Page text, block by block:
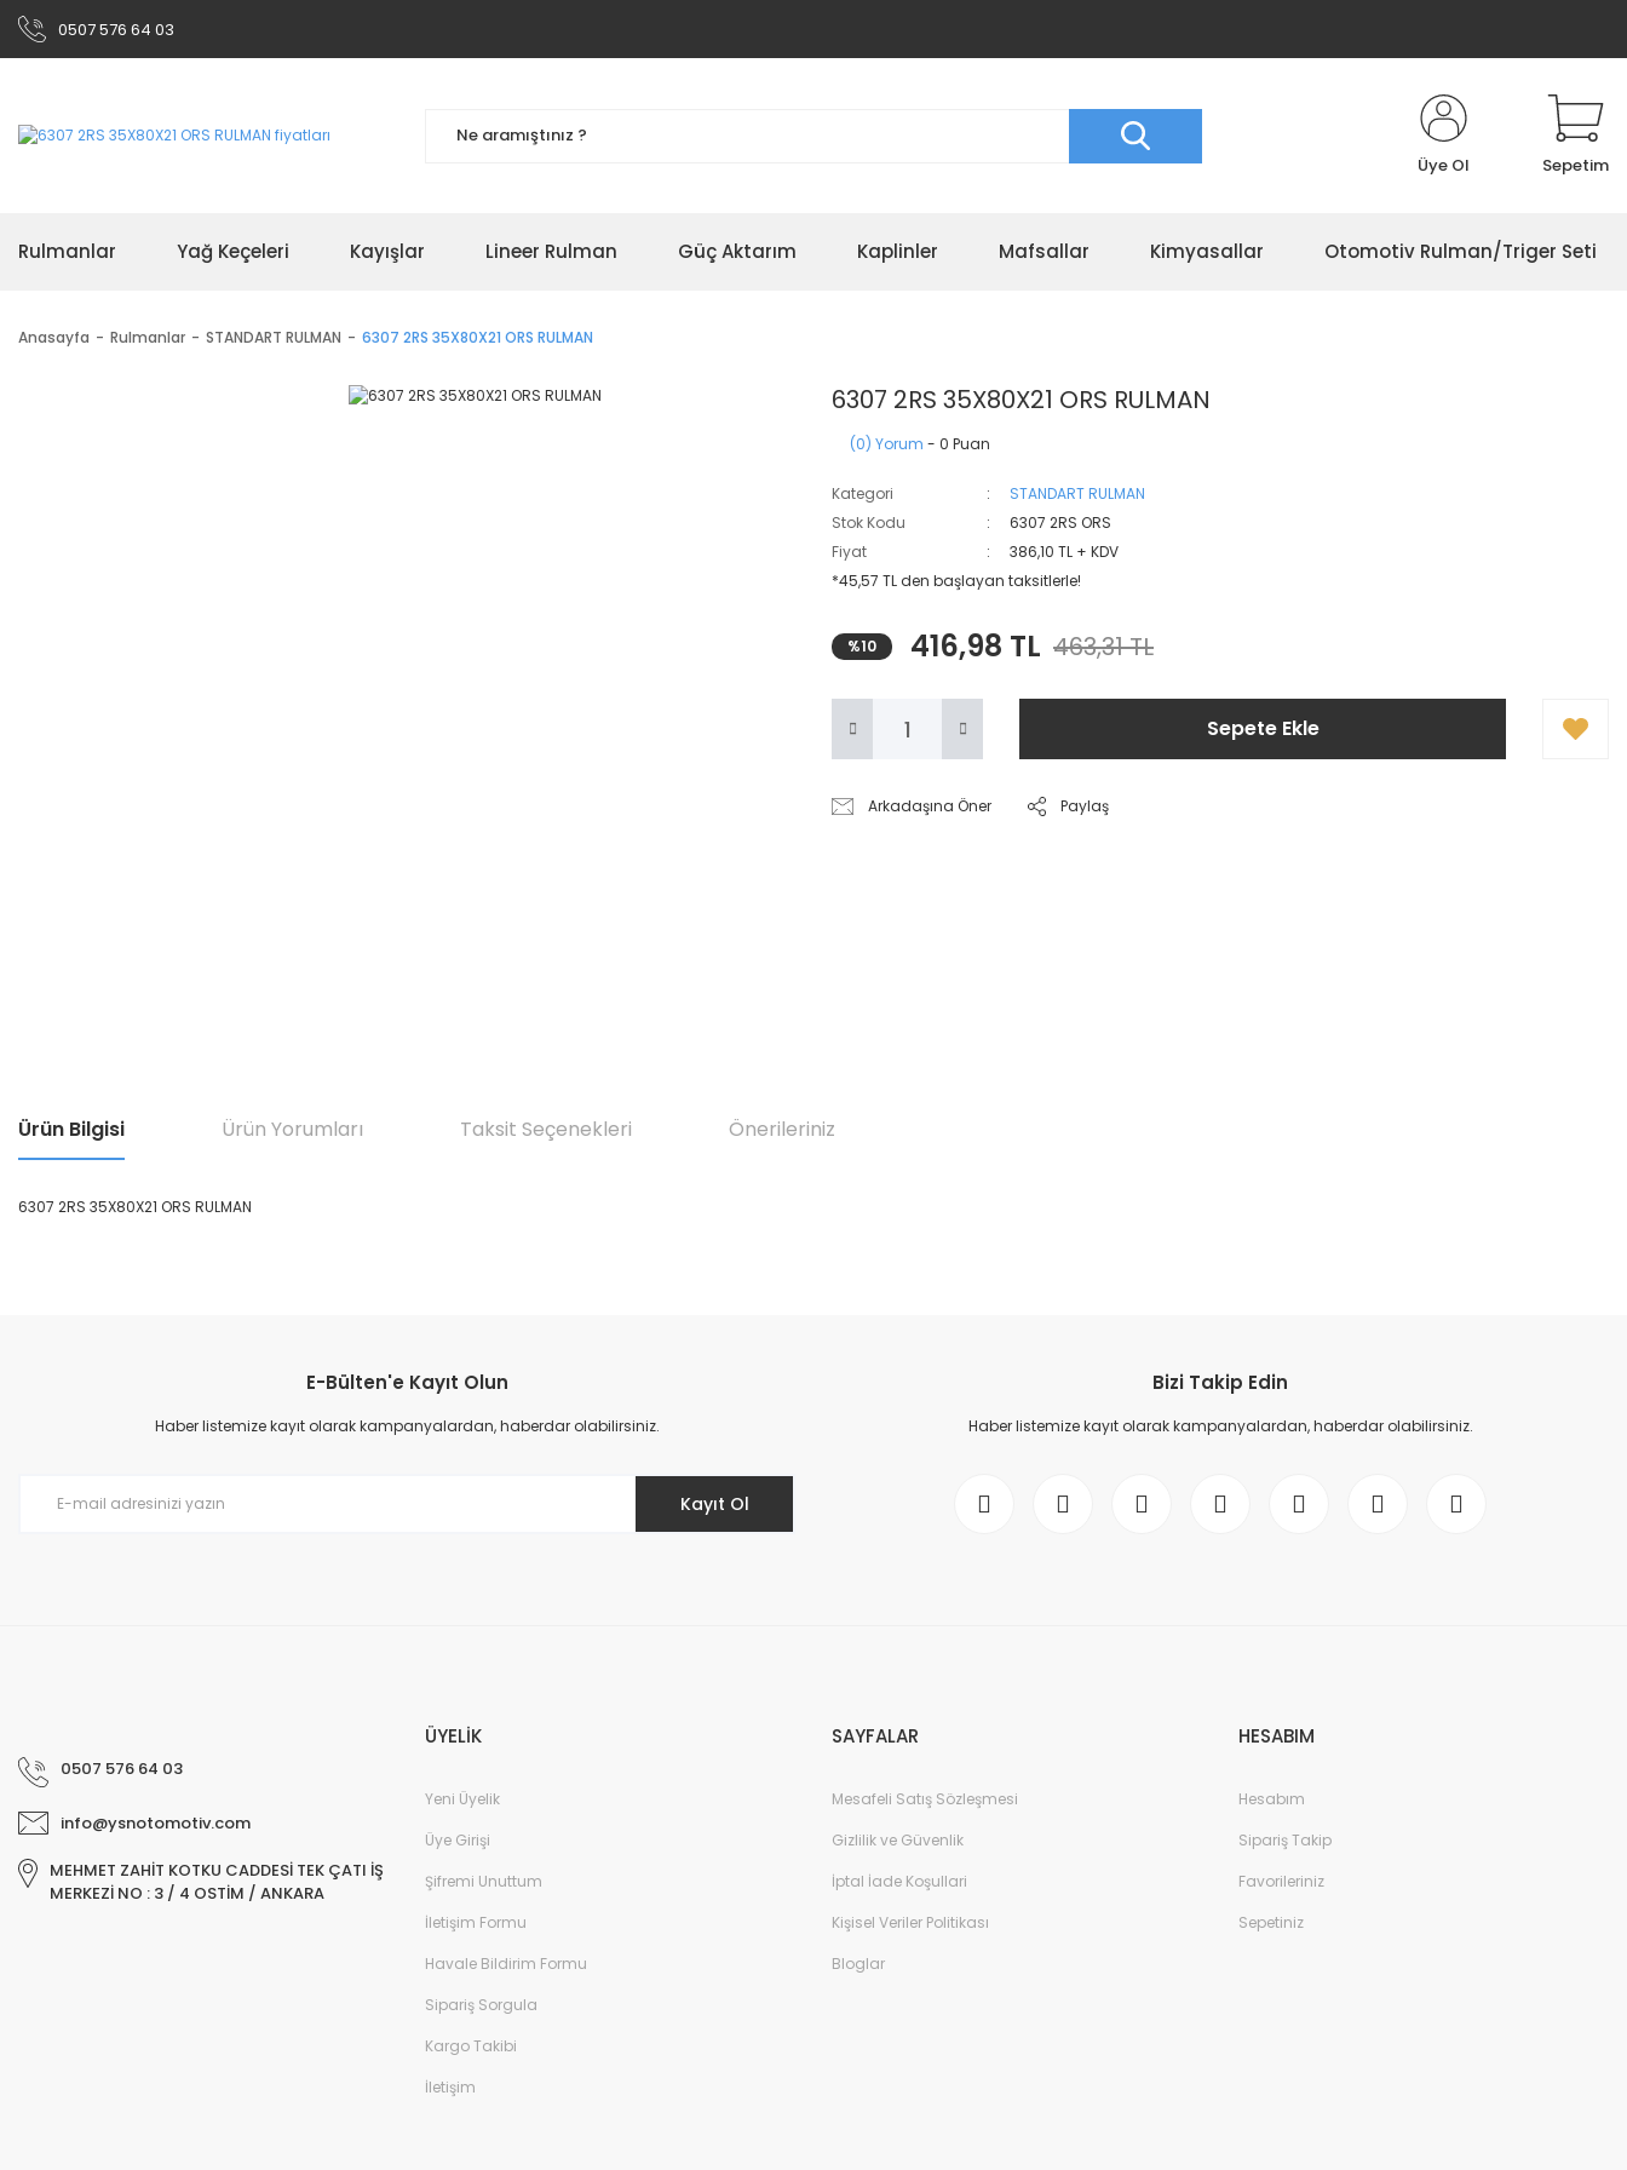
0507 576 64 03
Üye Ol Sepetim
Rulmanlar Yağ Keçeleri Kayışlar Lineer Rulman Güç Aktarım Kaplinler Mafsallar Kimyasallar Otomotiv Rulman/Triger Seti
Anasayfa Rulmanlar STANDART RULMAN 6307 2RS 35X80X21 ORS RULMAN
6307 2RS 35X80X21 ORS RULMAN
(0) Yorum - 0 Puan
Kategori
STANDART RULMAN
Stok Kodu
6307 2RS ORS
Fiyat
386,10 TL + KDV
*45,57 TL den başlayan taksitlerle!
%10 416,98 TL 463,31 TL
Sepete Ekle
Arkadaşına Öner Paylaş
Ürün Bilgisi Ürün Yorumları Taksit Seçenekleri Önerileriniz
6307 2RS 35X80X21 ORS RULMAN
Ürün resmi kalitesiz, bozuk veya görüntülenemiyor.
Ürün açıklamasında eksik bilgiler bulunuyor.
E-Bülten'e Kayıt Olun
Haber listemize kayıt olarak kampanyalardan, haberdar olabilirsiniz.
Kayıt Ol
Bizi Takip Edin
Haber listemize kayıt olarak kampanyalardan, haberdar olabilirsiniz.
0507 576 64 03
info@ysnotomotiv.com
MEHMET ZAHİT KOTKU CADDESİ TEK ÇATI İŞ
MERKEZİ NO : 3 / 4 OSTİM / ANKARA
ÜYELİK
Yeni Üyelik
Üye Girişi
Şifremi Unuttum
İletişim Formu
Havale Bildirim Formu
Sipariş Sorgula
Kargo Takibi
İletişim
SAYFALAR
Mesafeli Satış Sözleşmesi
Gizlilik ve Güvenlik
İptal İade Koşullari
Kişisel Veriler Politikası
Bloglar
HESABIM
Hesabım
Sipariş Takip
Favorileriniz
Sepetiniz